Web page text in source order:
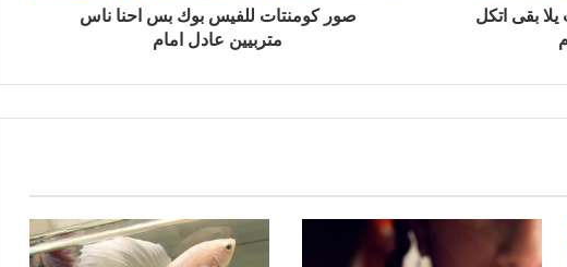
بقى اتكل
صور كومنتات للفيس بوك بس احنا ناس
متربيين عادل امام